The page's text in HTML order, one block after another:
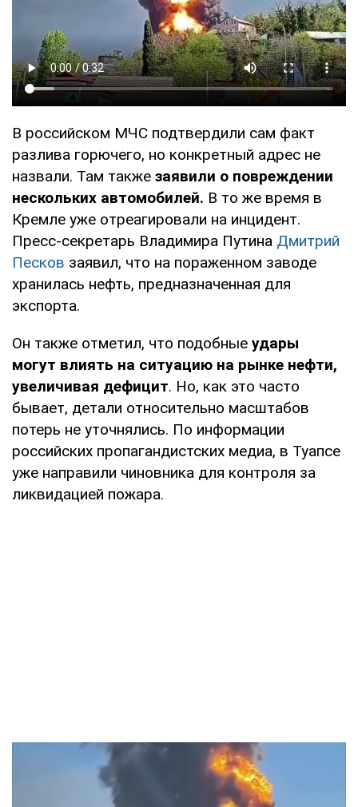
В российском МЧС подтвердили сам факт
разлива горючего, но конкретный адрес не
назвали. Там также заявили о повреждении
нескольких автомобилей. В то же время в
Кремле уже отреагировали на инцидент.
Пресс-секретарь Владимира Путина Дмитрий
Песков заявил, что на пораженном заводе
хранилась нефть, предназначенная для
экспорта.
Он также отметил, что подобные удары
могут влиять на ситуацию на рынке нефти,
увеличивая дефицит. Но, как это часто
бывает, детали относительно масштабов
потерь не уточнялись. По информации
российских пропагандистских медиа, в Туапсе
уже направили чиновника для контроля за
ликвидацией пожара.